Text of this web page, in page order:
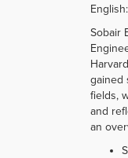
English:
Sobair
gained
fields,
and
an